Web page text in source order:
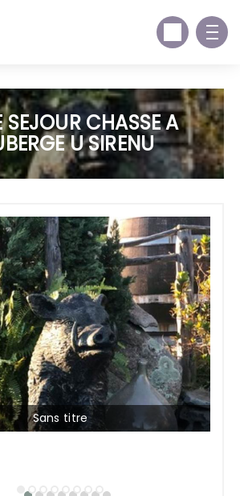
SEJOUR CHASSE A
U SIRENU
Sans titre